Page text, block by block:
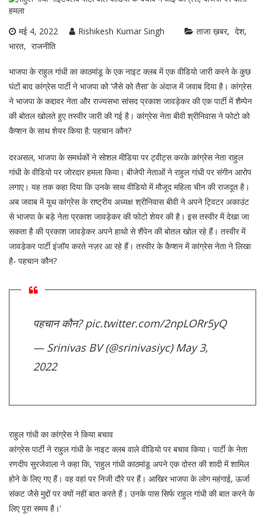
मई 4, 2022 Rishikesh Kumar Singh ताजा ख़बर
देश
भारत
राजनीति
भाजपा के राहुल गांधी का काठमांडू के एक नाइट क्लब में एक वीडियो जारी करने के कुछ
घंटों बाद कांग्रेस पार्टी ने भाजपा को ‘जैसे को तैसा’ के अंदाज में जवाब दिया है। कांग्रेस
ने भाजपा के कद्दावर नेता और राज्यसभा सांसद प्रकाश जावड़ेकर की एक पार्टी में शैम्पेन
की बोतल खोलते हुए तस्वीर जारी की गई है। कांग्रेस नेता बीवी श्रीनिवास ने फोटो को
कैप्शन के साथ शेयर किया है: पहचान कौन?
दरअसल, भाजपा के समर्थकों ने सोशल मीडिया पर ट्वीट्स करके कांग्रेस नेता राहुल
गांधी के वीडियो पर जोरदार हमला किया। बीजेपी नेताओं ने राहुल गांधी पर संगीन आरोप
लगाए। यह तक कहा दिया कि उनके साथ वीडियो में मौजूद महिला चीन की राजदूत है।
अब जवाब में यूथ कांग्रेस के राष्ट्रीय अध्यक्ष श्रीनिवास बीवी ने अपने ट्विटर अकाउंट
से भाजपा के बड़े नेता प्रकाश जावड़ेकर की फोटो शेयर की है। इस तस्वीर में देखा जा
सकता है की प्रकाश जावड़ेकर अपने हाथो से शैंपेन की बोतल खोल रहे हैं। तस्वीर में
जावडे़कर पार्टी इंजॉय करते नज़र आ रहे हैं। तस्वीर के कैप्शन में कांग्रेस नेता ने लिखा
है- पहचान कौन?
पहचान कौन?pic.twitter.com/2npLORr5yQ
— Srinivas BV (@srinivasiyc) May 3,
2022
राहुल गांधी का कांग्रेस ने किया बचाव
कांग्रेस पार्टी ने राहुल गांधी के नाइट क्लब वाले वीडियो पर बचाव किया। पार्टी के नेता
रणदीप सुरजेवाला ने कहा कि, ‘राहुल गांधी काठमांडू अपने एक दोस्त की शादी में शामिल
होने के लिए गए हैं। वह वहां पर निजी दौरे पर हैं। आखिर भाजपा के लोग महंगाई, ऊर्जा
संकट जैसे मुद्दों पर क्यों नहीं बात करते हैं। उनके पास सिर्फ राहुल गांधी की बात करने के
लिए पूरा समय है।’